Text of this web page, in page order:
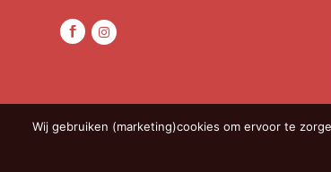
Wij gebruiken (marketing)cookies om ervoor te